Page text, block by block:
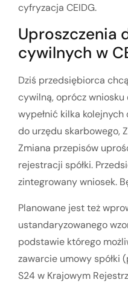
cyfryzacja CEIDG.
Uproszczenia
cywilnych w
Dziś przedsiębiorca
cywilną, oprócz wniosku
wypełnić kilka
do urzędu skarbowego,
Zmiana przepisów
rejestracji spółki.
zintegrowany wniosek.
Planowane jest też
ustandaryzowanego
podstawie którego
zawarcie umowy spółki
S24 w Krajowym